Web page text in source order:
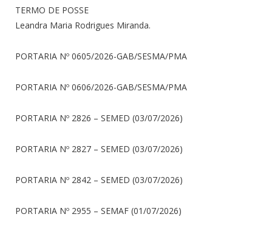
TERMO DE POSSE
Leandra Maria Rodrigues Miranda.
PORTARIA Nº 0605/2026-GAB/SESMA/PMA
PORTARIA Nº 0606/2026-GAB/SESMA/PMA
PORTARIA Nº 2826 – SEMED (03/07/2026)
PORTARIA Nº 2827 – SEMED (03/07/2026)
PORTARIA Nº 2842 – SEMED (03/07/2026)
PORTARIA Nº 2955 – SEMAF (01/07/2026)